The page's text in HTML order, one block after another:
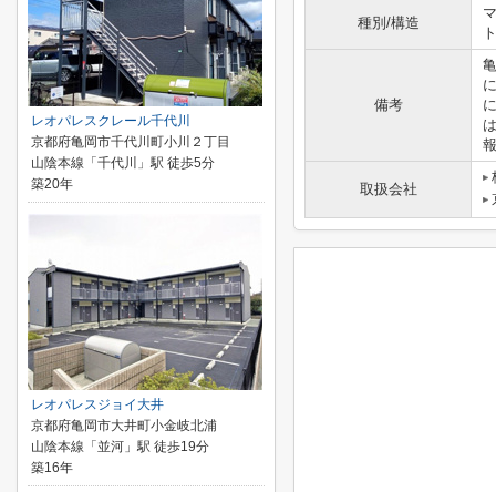
種別/構造
ト
備考
取扱会社
レオパレスクレール千代川
京都府亀岡市千代川町小川２丁目
山陰本線「千代川」駅 徒歩5分
築20年
レオパレスジョイ大井
京都府亀岡市大井町小金岐北浦
山陰本線「並河」駅 徒歩19分
築16年